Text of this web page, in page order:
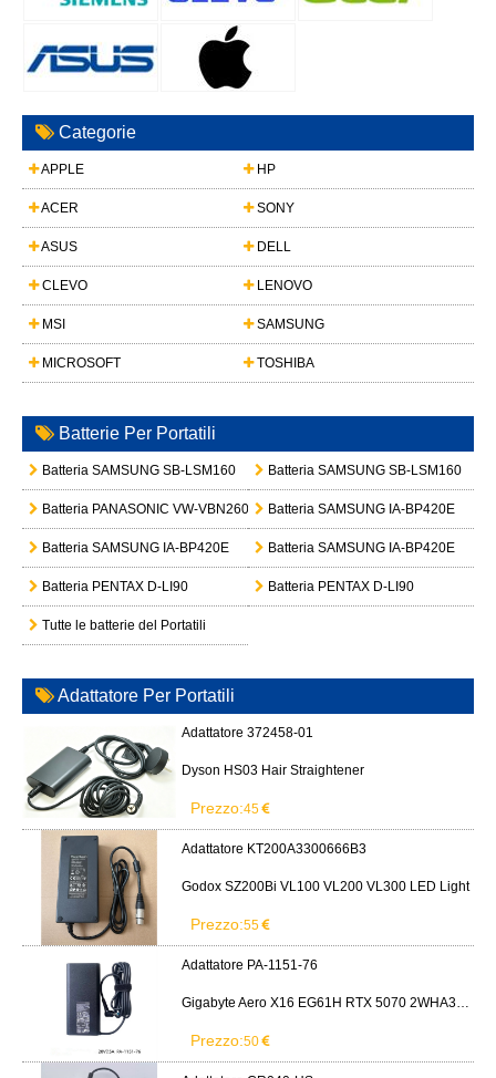
Categorie
APPLE HP
ACER SONY
ASUS DELL
CLEVO LENOVO
MSI SAMSUNG
MICROSOFT TOSHIBA
Batterie Per Portatili
Batteria SAMSUNG SB-LSM160 Batteria SAMSUNG SB-LSM160
Batteria PANASONIC VW-VBN260 Batteria SAMSUNG IA-BP420E
Batteria SAMSUNG IA-BP420E Batteria SAMSUNG IA-BP420E
Batteria PENTAX D-LI90 Batteria PENTAX D-LI90
Tutte le batterie del Portatili
Adattatore Per Portatili
Adattatore 372458-01
Dyson HS03 Hair Straightener
Prezzo:45
Adattatore KT200A3300666B3
Godox SZ200Bi VL100 VL200 VL300 LED Light
Prezzo:55
Adattatore PA-1151-76
Gigabyte Aero X16 EG61H RTX 5070 2WHA3USC64AH LITEON PA-1151-76 150W adapter
Prezzo:50